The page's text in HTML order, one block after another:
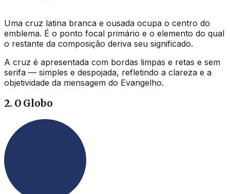
Uma cruz latina branca e ousada ocupa o centro do
emblema. É o ponto focal primário e o elemento do qual
o restante da composição deriva seu significado.
A cruz é apresentada com bordas limpas e retas e sem
serifa — simples e despojada, refletindo a clareza e a
objetividade da mensagem do Evangelho.
2. O Globo